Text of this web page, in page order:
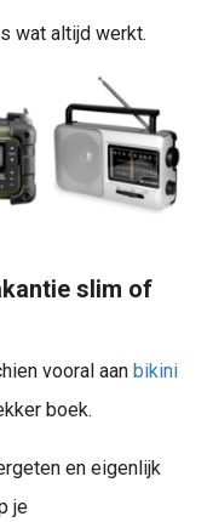
wat altijd werkt.
slim of
vooral aan bikini
boek.
en eigenlijk
je